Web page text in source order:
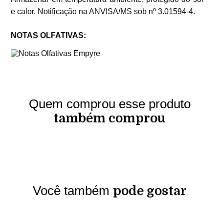
e calor. Notificação na ANVISA/MS sob nº 3.01594-4.
NOTAS OLFATIVAS:
Quem comprou esse produto
também comprou
Você também pode gostar